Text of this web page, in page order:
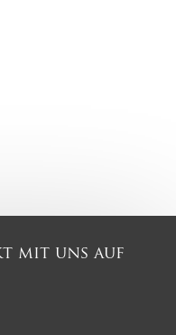
mit uns auf